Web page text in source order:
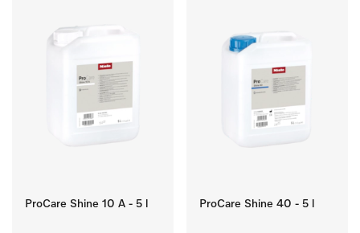
ProCare Shine 10 A - 5 l ProCare Shine 40 - 5 l